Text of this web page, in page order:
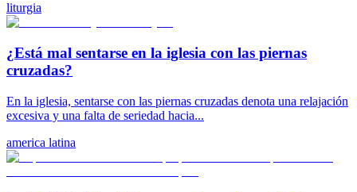
liturgia
¿Está mal sentarse en la iglesia con las piernas
cruzadas?
En la iglesia, sentarse con las piernas cruzadas denota una relajación
excesiva y una falta de seriedad hacia...
america latina